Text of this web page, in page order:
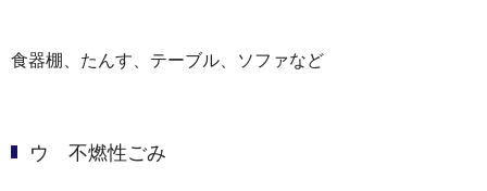
食器棚、たんす、テーブル、ソファなど
ウ 不燃性ごみ